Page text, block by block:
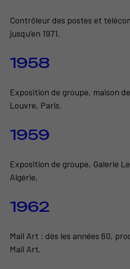
Contrôleur des postes et
jusqu’en 1971.
1958
Exposition de groupe, maison
Louvre, Paris.
1959
Exposition de groupe, Galerie
Algérie.
1962
Mail Art : dès les années 60,
Mail Art.